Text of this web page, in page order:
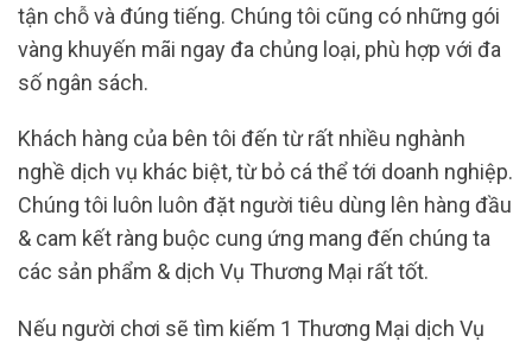
tận chỗ và đúng tiếng. Chúng tôi cũng có những gói
vàng khuyến mãi ngay đa chủng loại, phù hợp với đa
số ngân sách.
Khách hàng của bên tôi đến từ rất nhiều nghành
nghề dịch vụ khác biệt, từ bỏ cá thể tới doanh nghiệp.
Chúng tôi luôn luôn đặt người tiêu dùng lên hàng đầu
& cam kết ràng buộc cung ứng mang đến chúng ta
các sản phẩm & dịch Vụ Thương Mại rất tốt.
Nếu người chơi sẽ tìm kiếm 1 Thương Mại dịch Vụ